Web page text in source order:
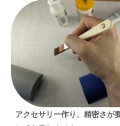
アクセサリー作り、精密さが